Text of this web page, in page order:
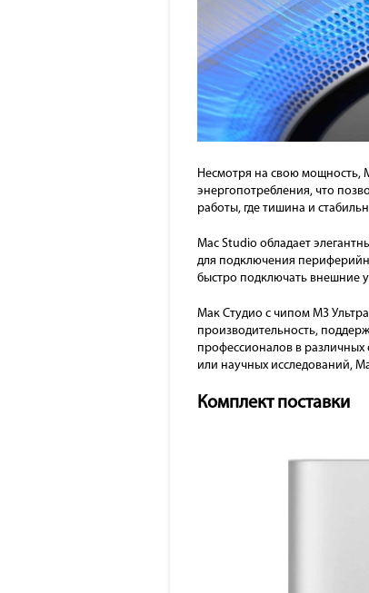
Несмотря на свою мощность,
энергопотребления, что
работы, где тишина и
Mac Studio обладает
для подключения
быстро подключать внешние
Мак Студио с чипом М3
производительность,
профессионалов в
или научных исследований,
Комплект поставки